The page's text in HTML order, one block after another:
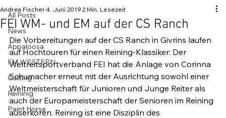
All Posts
News
Appaloosa
FM WESTERN
Cutting
Reininig
Paint Horse
FEI WM- und EM auf der CS Ranch
Andrea Fischer4. Juni 2019 2 Min. Lesezeit
Die Vorbereitungen auf der CS Ranch in Givrins laufen
auf Hochtouren für einen Reining-Klassiker: Der
Weltreitsportverband FEI hat die Anlage von Corinna
Schumacher erneut mit der Ausrichtung sowohl einer
Weltmeisterschaft für Junioren und Junge Reiter als
auch der Europameisterschaft der Senioren im Reining
auserkoren. Reining ist eine Disziplin des